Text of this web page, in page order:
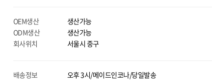
OEM생산
생산가능
ODM생산
생산가능
회사위치
서울시 중구
배송정보 오후 3시/메이드인코나/당일발송